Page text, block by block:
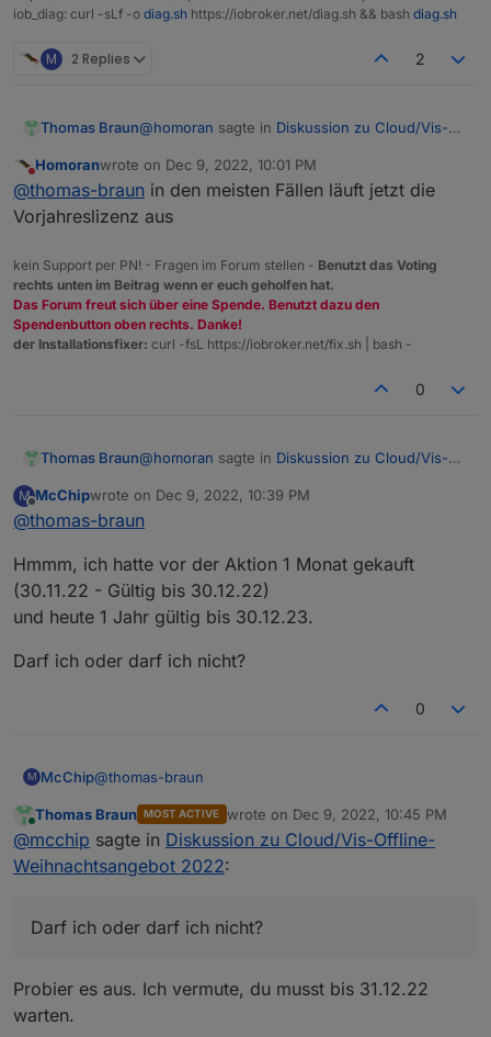
iob_diag: curl -sLf -o diag.sh https://iobroker.net/diag.sh && bash diag.sh
M 2 Replies 2
Thomas Braun@homoran sagte in Diskussion zu Cloud/Vis-
1x jetzt, in den nächsten Tagen das 2.
bereits eine Lizenz läuft dürfte der Zeitraum für
eine zweite Lizenz nicht ausreichen.
Do not disturb
Homoranwrote on Dec 9, 2022, 10:01 PM
last edited by
@thomas-braun in den meisten Fällen läuft jetzt die
Vorjahreslizenz aus
kein Support per PN! - Fragen im Forum stellen - Benutzt das Voting
rechts unten im Beitrag wenn er euch geholfen hat.
Das Forum freut sich über eine Spende. Benutzt dazu den
Spendenbutton oben rechts. Danke!
der Installationsfixer: curl -fsL https://iobroker.net/fix.sh | bash -
0
Thomas Braun@homoran sagte in Diskussion zu Cloud/Vis-
Aber nur, wenn man jetzt neueinsteigt. Wenn
bereits eine Lizenz läuft dürfte der Zeitraum für
eine zweite Lizenz nicht ausreichen.
M
Offline
McChipwrote on Dec 9, 2022, 10:39 PM
last edited by
@thomas-braun
Hmmm, ich hatte vor der Aktion 1 Monat gekauft
(30.11.22 - Gültig bis 30.12.22)
und heute 1 Jahr gültig bis 30.12.23.
Darf ich oder darf ich nicht?
0
M McChip@thomas-braun
Hmmm, ich hatte vor der Aktion 1 Monat gekauft
(30.11.22 - Gültig bis 30.12.22)
und heute 1 Jahr gültig bis 30.12.23.
Darf ich oder darf ich nicht?
Online
Thomas Braun MOST ACTIVE wrote on Dec 9, 2022, 10:45 PM
last edited by
@mcchip sagte in Diskussion zu Cloud/Vis-Offline-
Weihnachtsangebot 2022:
Darf ich oder darf ich nicht?
Probier es aus. Ich vermute, du musst bis 31.12.22
warten.